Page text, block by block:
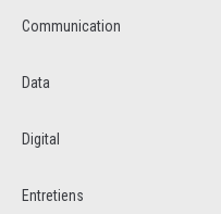
Communication
Data
Digital
Entretiens